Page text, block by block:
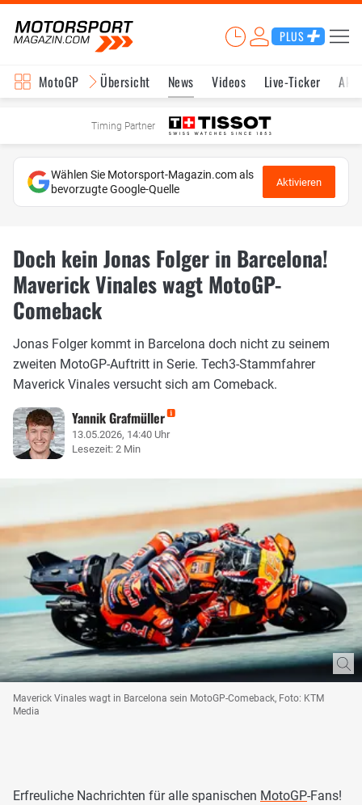
PLUS
MotoGP Übersicht News Videos Live-Ticker
Timing Partner
Wählen Sie Motorsport-Magazin.com als
bevorzugte Google-Quelle
Aktivieren
Doch kein Jonas Folger in Barcelona!
Maverick Vinales wagt MotoGP-
Comeback
Jonas Folger kommt in Barcelona doch nicht zu seinem
zweiten MotoGP-Auftritt in Serie. Tech3-Stammfahrer
Maverick Vinales versucht sich am Comeback.
Yannik Grafmüller
13.05.2026, 14:40 Uhr
Lesezeit: 2 Min
Maverick Vinales wagt in Barcelona sein MotoGP-Comeback, Foto: KTM
Media
Erfreuliche Nachrichten für alle spanischen MotoGP-Fans!